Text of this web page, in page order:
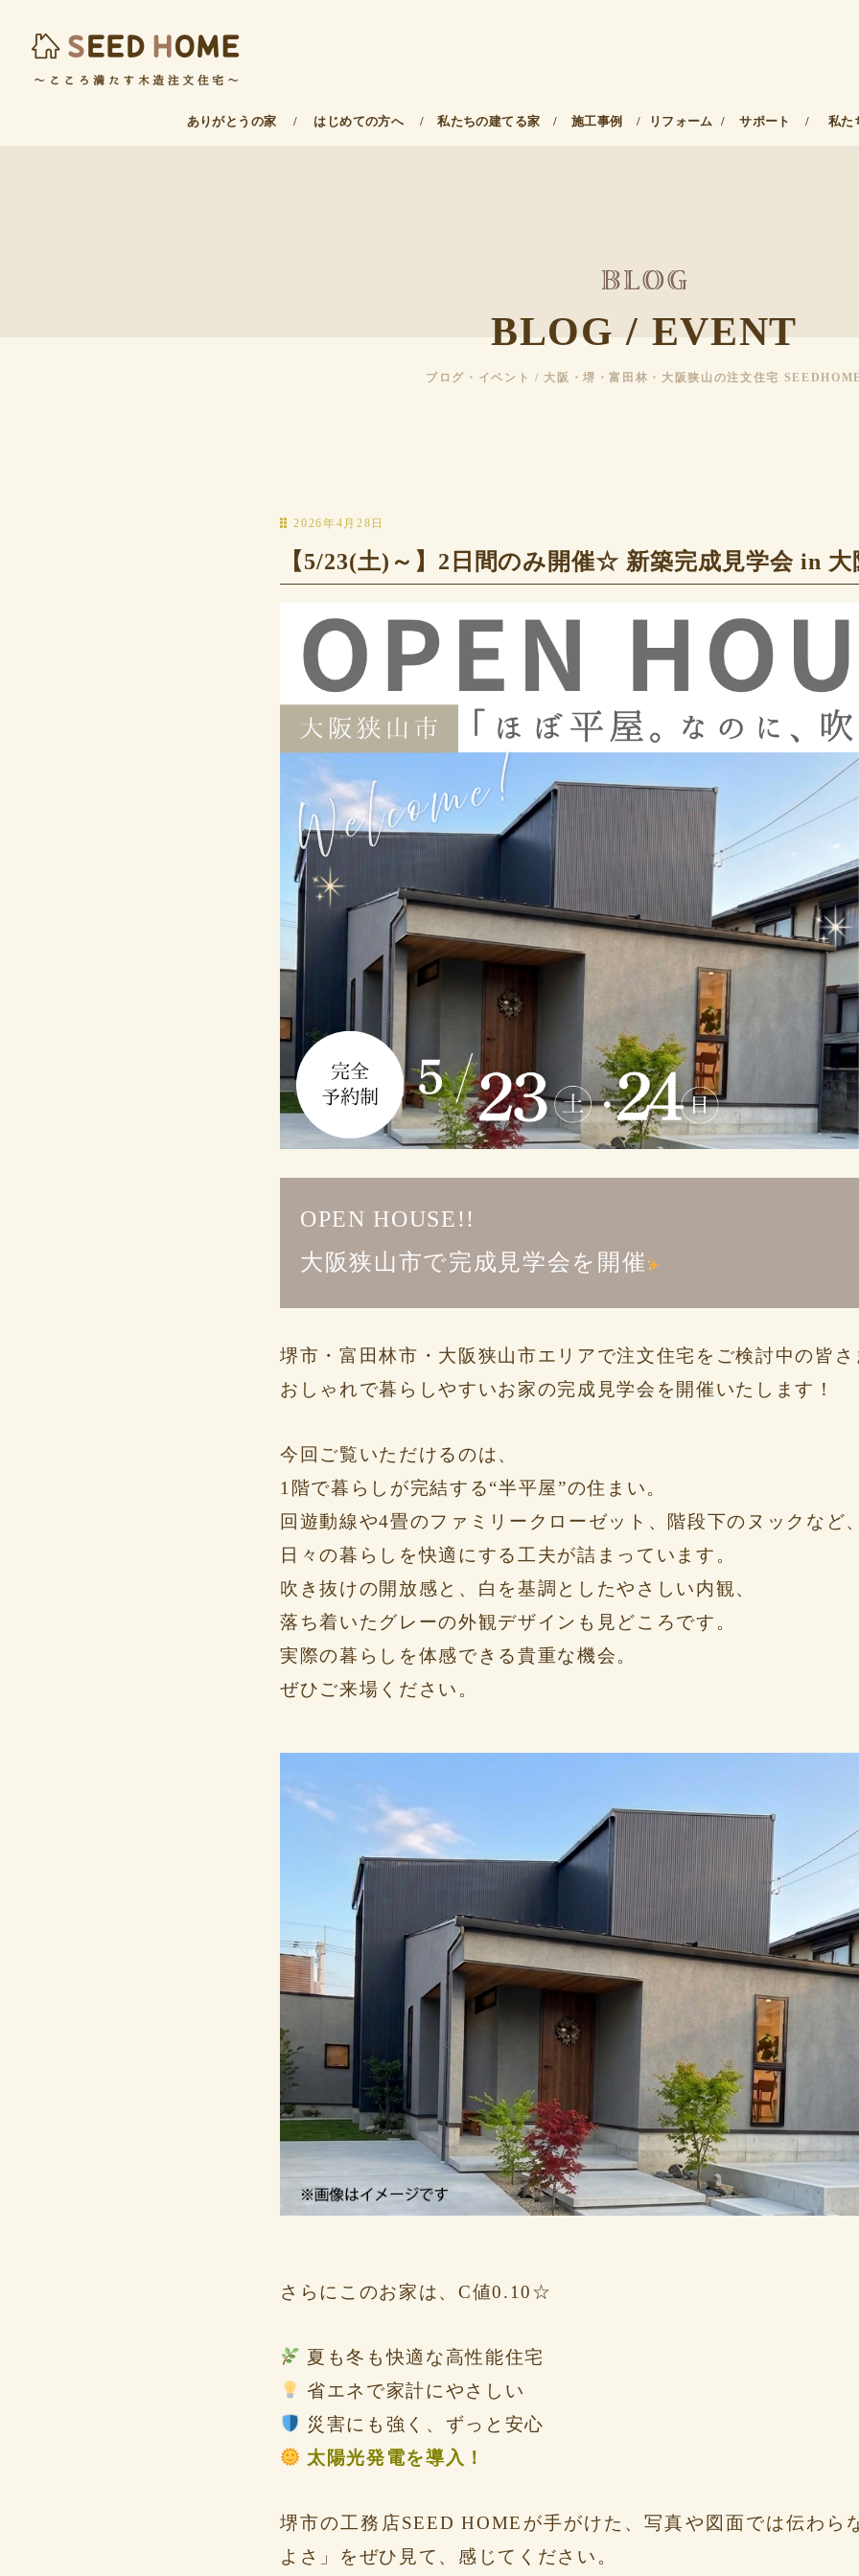
ありがとうの家 / はじめての方へ / 私たちの建てる家 / 施工事例 / リフォーム / サポート / 私た
BLOG / EVENT
ブログ・イベント / 大阪・堺・富田林・大阪狭山の注文住宅
2026年4月28日
【5/23(土)～】2日間のみ開催☆ 新築完成見学会 in 大
OPEN HOUSE!!
大阪狭山市で完成見学会を開催
堺市・富田林市・大阪狭山市エリアで注文住宅をご検討中の皆さ
おしゃれで暮らしやすいお家の完成見学会を開催いたします！
今回ご覧いただけるのは、
1階で暮らしが完結する“半平屋”の住まい。
回遊動線や4畳のファミリークローゼット、階段下のヌックなど、
日々の暮らしを快適にする工夫が詰まっています。
吹き抜けの開放感と、白を基調としたやさしい内観、
落ち着いたグレーの外観デザインも見どころです。
実際の暮らしを体感できる貴重な機会。
ぜひご来場ください。
さらにこのお家は、C値0.10☆
夏も冬も快適な高性能住宅
省エネで家計にやさしい
災害にも強く、ずっと安心
太陽光発電を導入！
堺市の工務店SEED HOMEが手がけた、写真や図面では伝わら
よさ」をぜひ見て、感じてください。